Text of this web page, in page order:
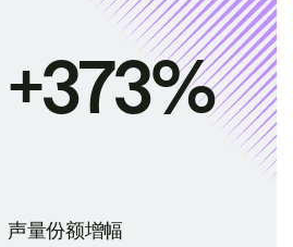
+373%
声量份额增幅